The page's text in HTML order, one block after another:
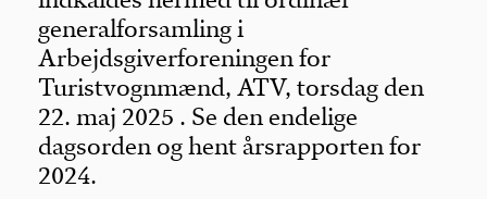
generalforsamling i
Arbejdsgiverforeningen for
Turistvognmænd, ATV, torsdag den
22. maj 2025 . Se den endelige
dagsorden og hent årsrapporten for
2024.